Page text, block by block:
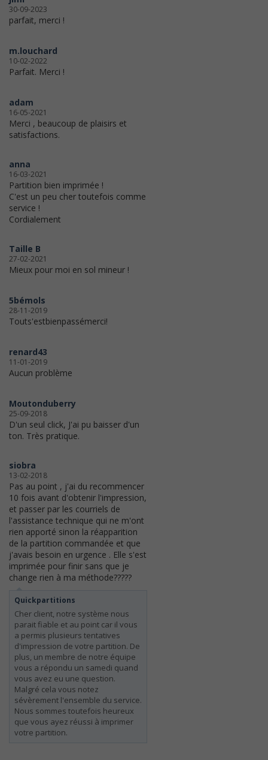
30-09-2023
parfait, merci !
m.louchard
10-02-2022
Parfait. Merci !
adam
16-05-2021
Merci , beaucoup de plaisirs et
satisfactions.
anna
16-03-2021
Partition bien imprimée !
C'est un peu cher toutefois comme
service !
Cordialement
Taille B
27-02-2021
Mieux pour moi en sol mineur !
5bémols
28-11-2019
Touts'estbienpassémerci!
renard43
11-01-2019
Aucun problème
Moutonduberry
25-09-2018
D'un seul click, J'ai pu baisser d'un
ton. Très pratique.
siobra
13-02-2018
Pas au point , j'ai du recommencer
10 fois avant d'obtenir l'impression,
et passer par les courriels de
l'assistance technique qui ne m'ont
rien apporté sinon la réapparition
de la partition commandée et que
j'avais besoin en urgence . Elle s'est
imprimée pour finir sans que je
change rien à ma méthode?????
Quickpartitions
Cher client, notre système nous
parait fiable et au point car il vous
a permis plusieurs tentatives
d'impression de votre partition. De
plus, un membre de notre équipe
vous a répondu un samedi quand
vous avez eu une question.
Malgré cela vous notez
sévèrement l'ensemble du service.
Nous sommes toutefois heureux
que vous ayez réussi à imprimer
votre partition.